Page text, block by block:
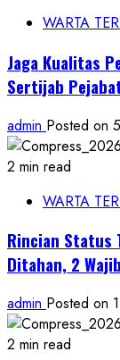
WARTA
Jaga Kualitas
Sertijab
admin Posted on
2 min read
WARTA
Rincian Status
Ditahan, 2
admin Posted on
2 min read